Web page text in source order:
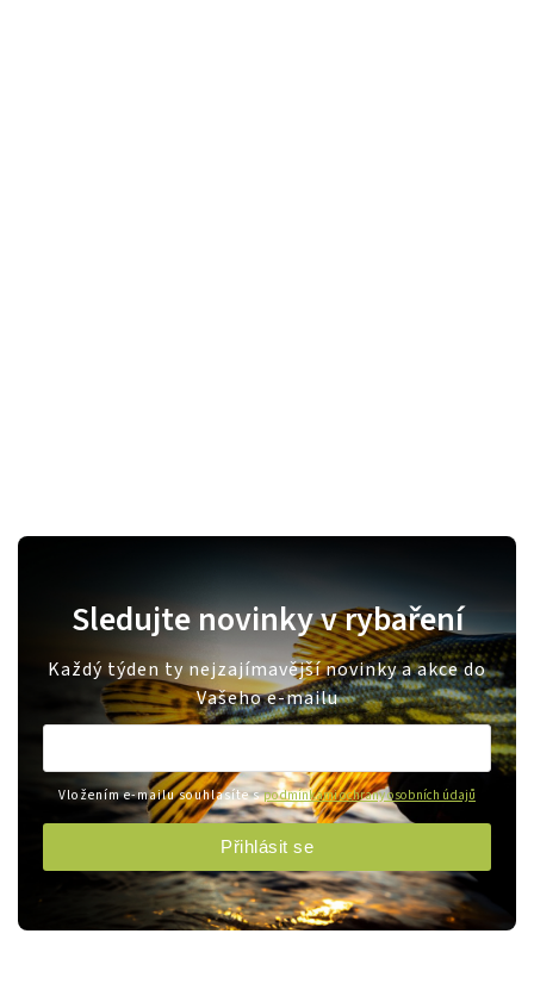
Sledujte novinky v rybaření
Každý týden ty nejzajímavější novinky a akce do
Vašeho e-mailu
Vložením e-mailu souhlasíte spodmínkami ochrany osobních údajů
Přihlásit se